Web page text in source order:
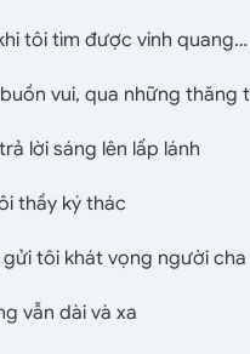
tôi tìm được vinh quang…
vui, qua những thăng
lời sáng lên lấp lánh
thầy ký thác
gửi tôi khát vọng người cha
vẫn dài và xa